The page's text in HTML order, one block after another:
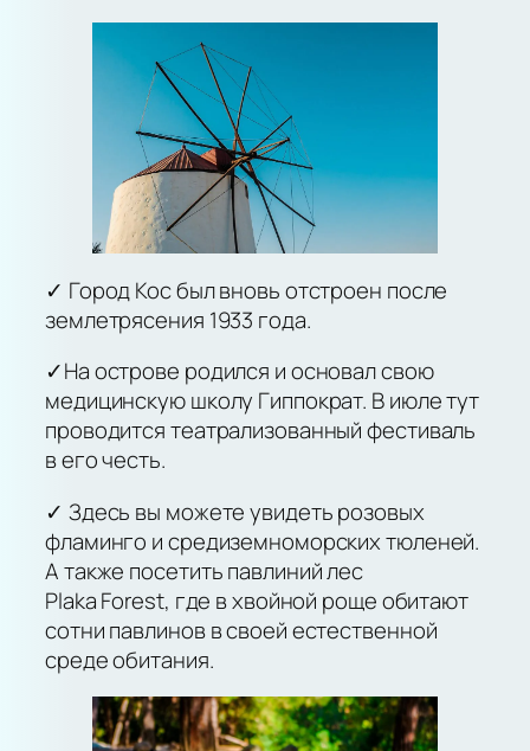
✓ Город Кос был вновь отстроен после
землетрясения 1933 года.
✓На острове родился и основал свою
медицинскую школу Гиппократ. В июле тут
проводится театрализованный фестиваль
в его честь.
✓ Здесь вы можете увидеть розовых
фламинго и средиземноморских тюленей.
А также посетить павлиний лес
Plaka Forest, где в хвойной роще обитают
сотни павлинов в своей естественной
среде обитания.